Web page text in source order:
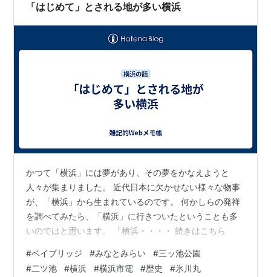
「はじめて」とされる地が多い横浜
かつて「横浜」には夢があり、その夢をかなえようと
人々が集まりました。 近代日本に欠かせない様々な物事
が、「横浜」から生まれているのです。 何かしらの発祥
を調べてみたら、「横浜」に行きついたということも多
いのではと思います。 「横浜・・・・ 続きはこちら
#ベイブリッジ #みなとみらい #三ッ池公園
#二ツ池 #横浜 #横浜市電 #歴史 #氷川丸